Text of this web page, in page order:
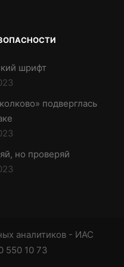
шрифт
подверглась
но проверяй
аналитиков - ИАС
550 10 73